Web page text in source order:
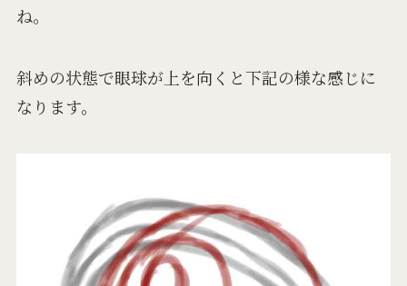
ね。
斜めの状態で眼球が上を向くと下記の様な感じに
なります。